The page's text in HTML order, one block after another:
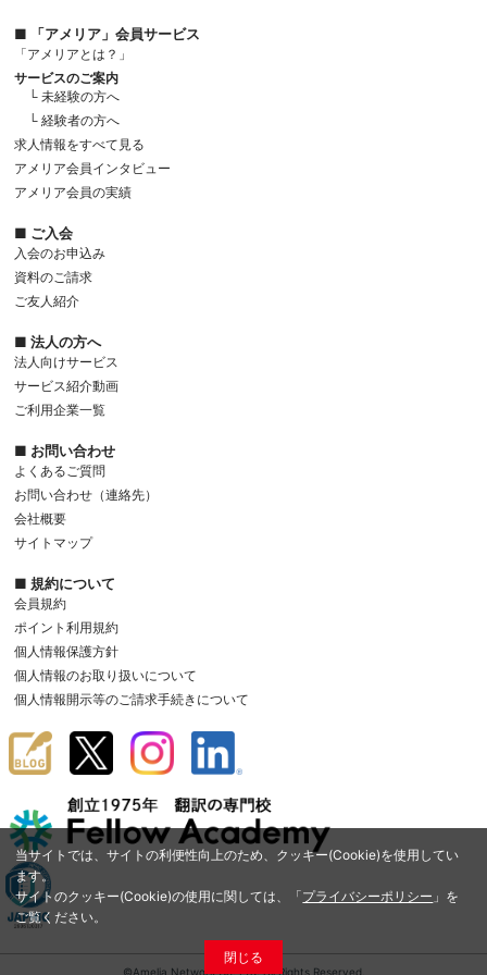
当サイトでは、サイトの利便性向上のため、クッキー(Cookie)を使用してい
ます。
サイトのクッキー(Cookie)の使用に関しては、「プライバシーポリシー 」を
ご覧ください。
閉じる
■ 「アメリア」会員サービス
「アメリアとは？」
サービスのご案内
└ 未経験の方へ
└ 経験者の方へ
求人情報をすべて見る
アメリア会員インタビュー
アメリア会員の実績
■ ご入会
入会のお申込み
資料のご請求
ご友人紹介
■ 法人の方へ
法人向けサービス
サービス紹介動画
ご利用企業一覧
■ お問い合わせ
よくあるご質問
お問い合わせ（連絡先）
会社概要
サイトマップ
■ 規約について
会員規約
ポイント利用規約
個人情報保護方針
個人情報のお取り扱いについて
個人情報開示等のご請求手続きについて
©Amelia Network Co.,Ltd. All Rights Reserved.